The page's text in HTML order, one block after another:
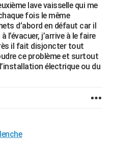
lave vaisselle qui me
fois le même
d’abord en défaut car il
l’évacuer, j’arrive à le faire
il fait disjoncter tout
ce problème et surtout
électrique ou du